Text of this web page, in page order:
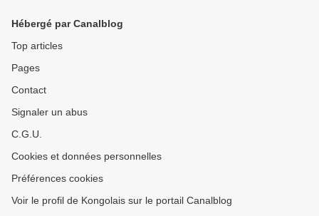
Hébergé par Canalblog
Top articles
Pages
Contact
Signaler un abus
C.G.U.
Cookies et données personnelles
Préférences cookies
Voir le profil de Kongolais sur le portail Canalblog